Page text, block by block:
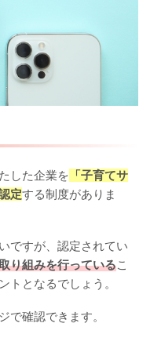
した企業を 「子育てサ
定する制度がありま
ですが、認定されてい
り組みを行っているこ
トとなるでしょう。
で確認できます。